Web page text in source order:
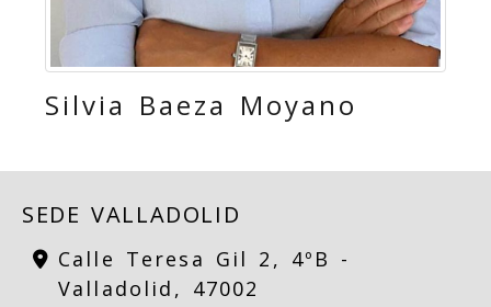
Silvia Baeza Moyano
SEDE VALLADOLID
Calle Teresa Gil 2, 4ºB -
Valladolid, 47002